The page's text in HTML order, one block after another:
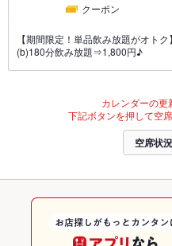
クーポン
【期間限定！単品飲み放題がオト
(b)180分飲み放題⇒1,800円♪
カレンダーの更
下記ボタンを押して空
空席状